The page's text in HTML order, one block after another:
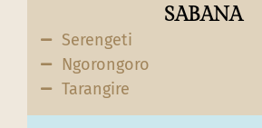
SABANA
Serengeti
Ngorongoro
Tarangire